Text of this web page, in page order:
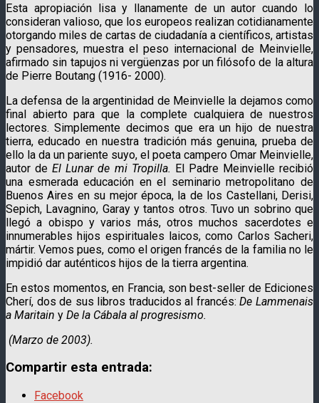
Esta apropiación lisa y llanamente de un autor cuando lo
consideran valioso, que los europeos realizan cotidianamente
otorgando miles de cartas de ciudadanía a científicos, artistas
y pensadores, muestra el peso internacional de Meinvielle,
afirmado sin tapujos ni vergüenzas por un filósofo de la altura
de Pierre Boutang (1916- 2000).
La defensa de la argentinidad de Meinvielle la dejamos como
final abierto para que la complete cualquiera de nuestros
lectores. Simplemente decimos que era un hijo de nuestra
tierra, educado en nuestra tradición más genuina, prueba de
ello la da un pariente suyo, el poeta campero Omar Meinvielle,
autor deEl Lunar de mi Tropilla. El Padre Meinvielle recibió
una esmerada educación en el seminario metropolitano de
Buenos Aires en su mejor época, la de los Castellani, Derisi,
Sepich, Lavagnino, Garay y tantos otros. Tuvo un sobrino que
llegó a obispo y varios más, otros muchos sacerdotes e
innumerables hijos espirituales laicos, como Carlos Sacheri,
mártir. Vemos pues, como el origen francés de la familia no le
impidió dar auténticos hijos de la tierra argentina.
En estos momentos, en Francia, son best-seller de Ediciones
Cherí, dos de sus libros traducidos al francés:De Lammenais
a Maritain y De la Cábala al progresismo.
(Marzo de 2003).
Compartir esta entrada:
Facebook